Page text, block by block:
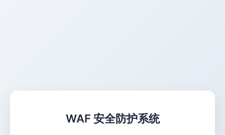
WAF 安全防护系统